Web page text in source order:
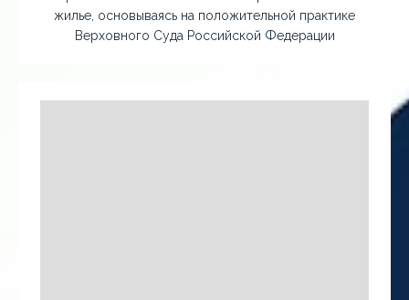
жилье, основываясь на положительной практике
Верховного Суда Российской Федерации